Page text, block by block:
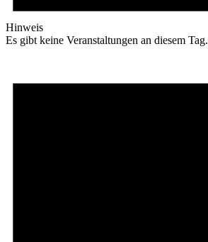
Hinweis
Es gibt keine Veranstaltungen an diesem Tag.